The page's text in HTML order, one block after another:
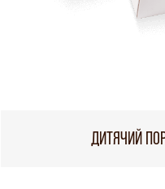
ДИТЯЧИЙ